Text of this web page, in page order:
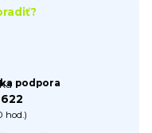
podpora
hod.)